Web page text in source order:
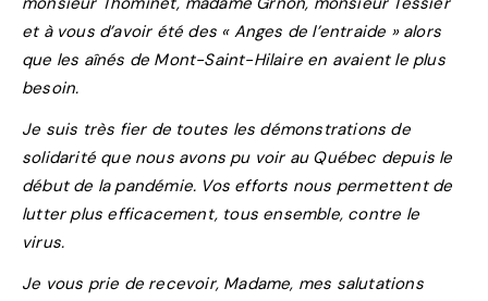
et à vous d’avoir été des « Anges de l’entraide » alors
que les aînés de Mont-Saint-Hilaire en avaient le plus
besoin.
Je suis très fier de toutes les démonstrations de
solidarité que nous avons pu voir au Québec depuis le
début de la pandémie. Vos efforts nous permettent de
lutter plus efficacement, tous ensemble, contre le
virus.
Je vous prie de recevoir, Madame, mes salutations